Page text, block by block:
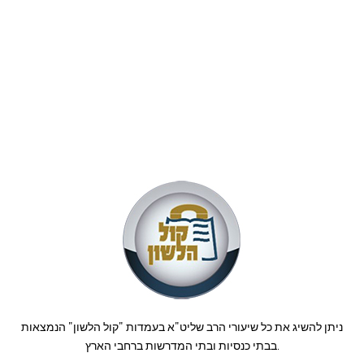
ניתן להשיג את כל שיעורי הרב שליט"א בעמדות "קול הלשון" הנמצאות
בבתי כנסיות ובתי המדרשות ברחבי הארץ.